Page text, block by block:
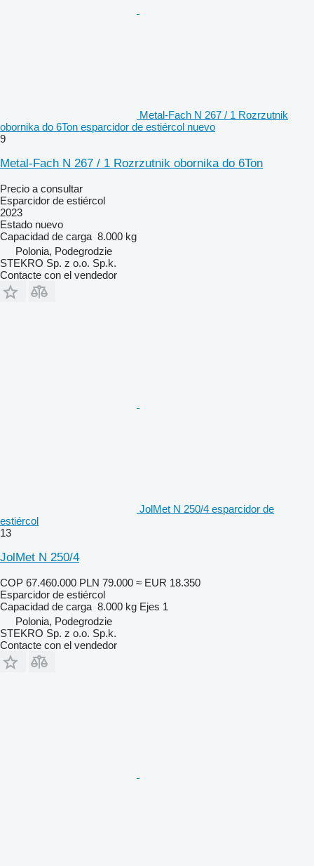
Metal-Fach N 267 / 1 Rozrzutnik
obornika do 6Ton esparcidor de estiércol nuevo
9
Metal-Fach N 267 / 1 Rozrzutnik obornika do 6Ton
Precio a consultar
Esparcidor de estiércol
2023
Estado nuevo
Capacidad de carga 8.000 kg
Polonia, Podegrodzie
STEKRO Sp. z o.o. Sp.k.
Contacte con el vendedor
JolMet N 250/4 esparcidor de
estiércol
13
JolMet N 250/4
COP 67.460.000 PLN 79.000 ≈ EUR 18.350
Esparcidor de estiércol
Capacidad de carga 8.000 kg Ejes 1
Polonia, Podegrodzie
STEKRO Sp. z o.o. Sp.k.
Contacte con el vendedor